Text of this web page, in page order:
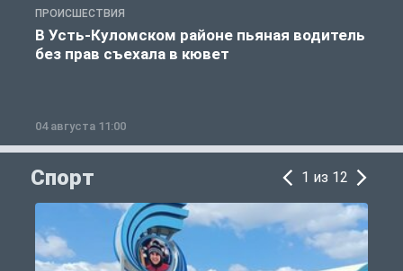
ПРОИСШЕСТВИЯ
В Усть-Куломском районе пьяная водитель
без прав съехала в кювет
04 августа 11:00
Спорт 1 из 12